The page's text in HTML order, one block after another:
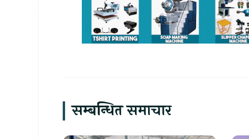
सम्बन्धित समाचार